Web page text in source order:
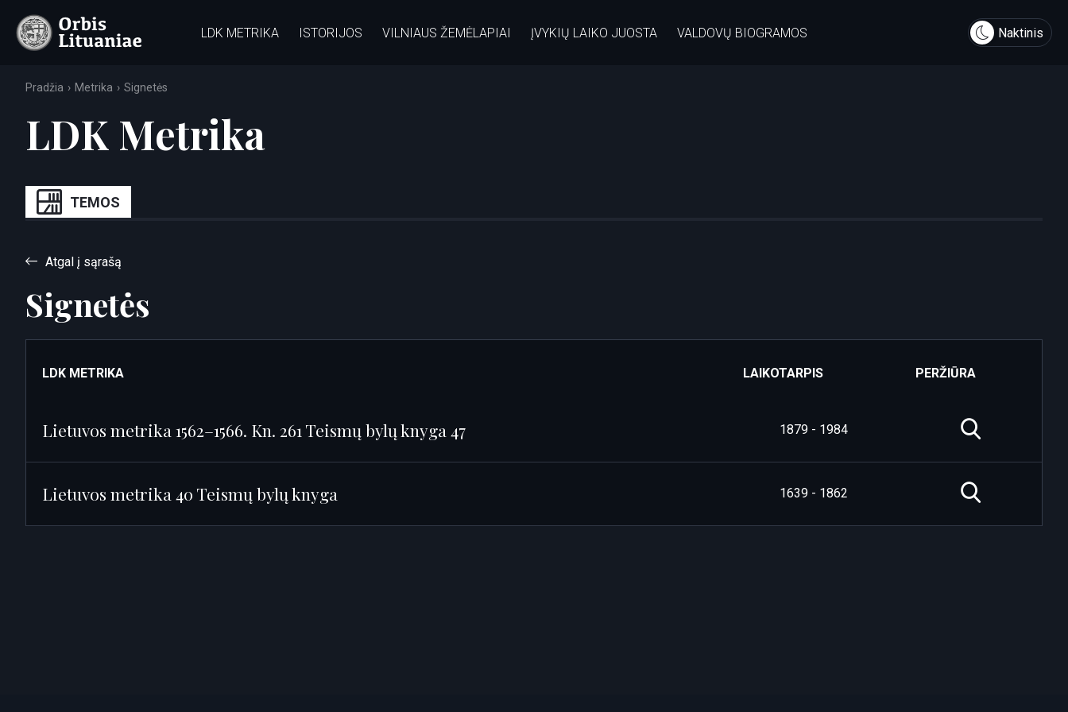
LDK METRIKA ISTORIJOS VILNIAUS ŽEMĖLAPIAI ĮVYKIŲ LAIKO JUOSTA VALDOVŲ BIOGRAMOS Naktinis
Pradžia Metrika Signetės
LDK Metrika
TEMOS
Atgal į sąrašą
Signetės
LDK METRIKA LAIKOTARPIS PERŽIŪRA
Lietuvos metrika 1562–1566. Kn. 261 Teismų bylų knyga 47 1879 - 1984
Lietuvos metrika 40 Teismų bylų knyga 1639 - 1862